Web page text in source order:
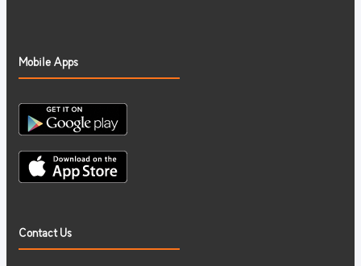
Mobile Apps
Contact Us